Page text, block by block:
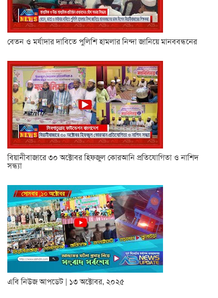
বেতন ও মর্যাদার দাবিতে পুলিশি হামলার নিন্দা জানিয়ে মানববন্ধনের
বিয়ানীবাজারে ৩০ অক্টোবর হিফজুল কোরআনি প্রতিযোগিতা ও নাশিদ
সন্ধ্যা
এবি নিউজ আপডেট | ১৩ অক্টোবর, ২০২৫